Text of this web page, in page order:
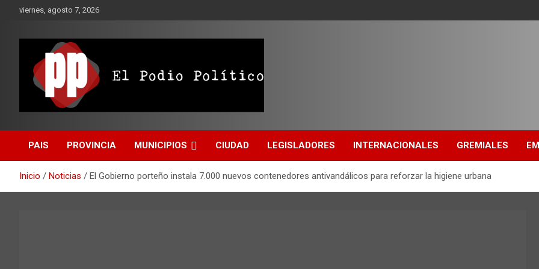
viernes, agosto 7, 2026
El Podio Político – ©
Argentina
PAIS PROVINCIA MUNICIPIOS CIUDAD LEGISLADORES INTERNACIONALES GREMIALES
Inicio Noticias El Gobierno porteño instala 7.000 nuevos contenedores antivandálicos para reforzar la higiene urbana